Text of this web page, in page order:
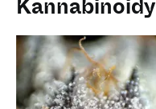
Kannabinoidy